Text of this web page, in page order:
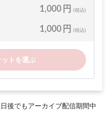
1,000 円 (税込)
1,000 円 (税込)
トを選ぶ
後でもアーカイブ配信期間中